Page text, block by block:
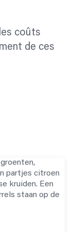
coûts
de ces